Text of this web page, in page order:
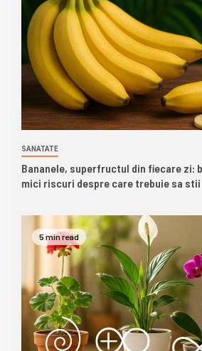
SANATATE
Bananele, superfructul din fiecare zi:
mici riscuri despre care trebuie sa stii
5 min read